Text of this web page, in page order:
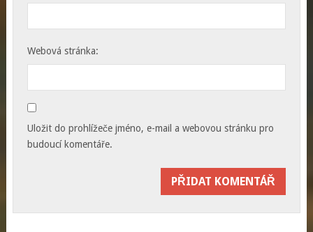
Webová stránka:
Uložit do prohlížeče jméno, e-mail a webovou stránku pro
budoucí komentáře.